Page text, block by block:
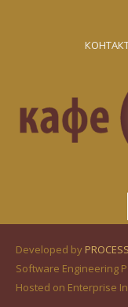
Developed by
Software Engineering
Hosted on Enterprise